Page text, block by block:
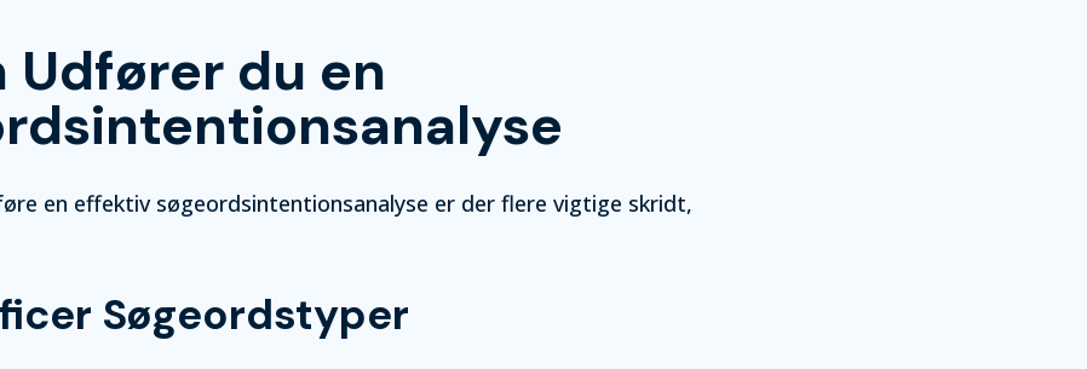
Udfører du en
en effektiv søgeordsintentionsanalyse er der flere vigtige skridt,
Søgeordstyper